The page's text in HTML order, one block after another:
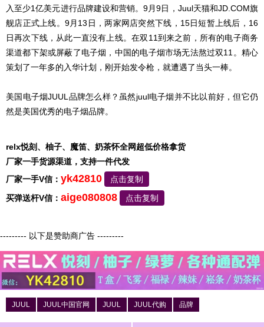
入至少1亿美元进行品牌建设和营销。9月9日，Juul天猫和JD.COM旗
舰店正式上线。9月13日，两家网店突然下线，15日短暂上线后，16
日再次下线，从此一直没有上线。在双11到来之前，所有的电子商务
渠道都下架或屏蔽了电子烟，中国的电子烟市场无法熬过双11。精心
策划了一年多的入华计划，刚开始发令枪，就遭遇了当头一棒。
美国电子烟JUUL品牌怎么样？虽然juul电子烟并不比以前好，但它仍
然是美国优秀的电子烟品牌。
relx悦刻、柚子、魔笛、奶茶怀全网超低价格拿货
厂家一手货源渠道，支持一件代发
厂家一手V信： yk42810
点击复制
买弹送杆V信： aige080808 点击复制
--------- 以下是赞助商广告 ---------
JUUL JUUL中国官网 JUUL JUUL代购 品牌